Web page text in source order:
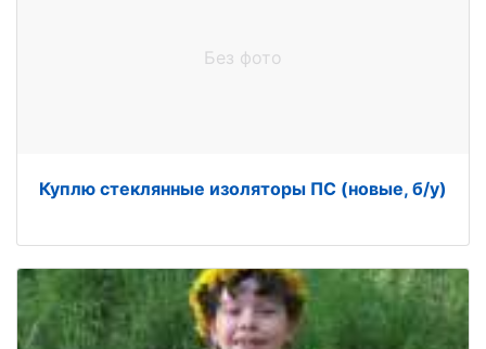
Без фото
Куплю стеклянные изоляторы ПС (новые, б/у)